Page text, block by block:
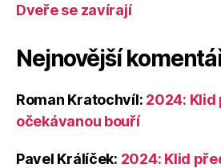
Dveře se zavírají
Nejnovější
Roman Kratochvíl: 2024: Klid
očekávanou bouří
Pavel Králíček: 2024: Klid